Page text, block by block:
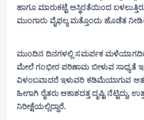
ಹಾಗೂ ಮಾರುಕಟ್ಟೆ ಅಸ್ಥಿರತೆಯಿಂದ
ಮುಂಗಾರು ವೈಫಲ್ಯ ಮತ್ತೊಂದು ಹೊಡೆತ
ಮುಂದಿನ ದಿನಗಳಲ್ಲಿ ಸಮರ್ಪಕ
ಮೇಲೆ ಗಂಭೀರ ಪರಿಣಾಮ ಬೀಳುವ ಸಾಧ್ಯತೆ
ವಿಳಂಬವಾದರೆ ಇಳುವರಿ ಕಡಿಮೆಯಾಗುವ
ಹೀಗಾಗಿ ರೈತರು ಆಕಾಶದತ್ತ ದೃಷ್ಟಿ
ನಿರೀಕ್ಷೆಯಲ್ಲಿದ್ದಾರೆ.